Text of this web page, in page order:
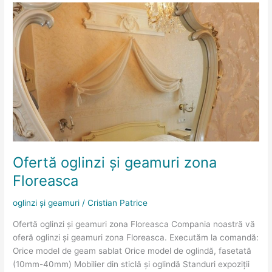
Ofertă oglinzi și geamuri zona
Floreasca
oglinzi și geamuri /Cristian Patrice
Ofertă oglinzi și geamuri zona Floreasca Compania noastră vă
oferă oglinzi și geamuri zona Floreasca. Executăm la comandă:
Orice model de geam sablat Orice model de oglindă, fasetată
(10mm-40mm) Mobilier din sticlă și oglindă Standuri expoziții
Ofertă
oglinzi
și
geamuri
zona
Floreasca